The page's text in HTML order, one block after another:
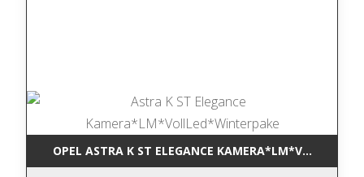
OPEL ASTRA K ST ELEGANCE